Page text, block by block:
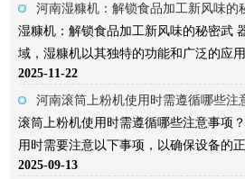
滚筒上粉机-公司实景
客户现场
平
河南湿糠机：解锁食品加工新风味的
湿糠机：解锁食品加工新风味的秘密武
域，湿糠机以其独特的功能和广泛的应
新风味的秘密武 器。与传统的干糠机不
用于将新鲜的湿糠均匀裹涂在食品表面，
加丰富的口感和风味。湿糠机的设计充
特性和食品加工的需求。它采用特殊的
置，确保 湿糠能够均匀且紧密地附着在
2025-11-22
河南滚筒上粉机使用时需遵循哪些注
滚筒上粉机使用时需遵循哪些注意事项
用时需要注意以下事项，以确保设备的
的上粉质量：在开机前，应检查设备的电
2025-09-13